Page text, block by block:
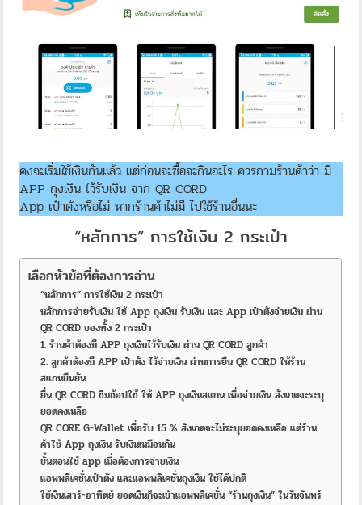
คงจะเริ่มใช้เงินกันแล้ว แต่ก่อนจะซื้อจะกินอะไร ควรถามร้านค้าว่า มี
APP ถุงเงิน ไว้รับเงิน จาก QR CORD
App เป๋าตังหรือไม่ หากร้านค้าไม่มี ไปใช้ร้านอื่นนะ
“หลักการ” การใช้เงิน 2 กระเป๋า
เลือกหัวข้อที่ต้องการอ่าน
“หลักการ” การใช้เงิน 2 กระเป๋า
หลักการจ่ายรับเงิน ใช้ App ถุงเงิน รับเงิน และ App เป๋าตังจ่ายเงิน ผ่าน
QR CORD ของทั้ง 2 กระเป๋า
1. ร้านค้าต้องมี APP ถุงเงินไว้รับเงิน ผ่าน QR CORD ลูกค้า
2. ลูกค้าต้องมี APP เป๋าตัง ไว้จ่ายเงิน ผ่านการยืน QR CORD ให้ร้าน
สแกนยืนยัน
ยื่น QR CORD ชิมช้อปใช้ ให้ APP ถุงเงินสแกน เพื่อจ่ายเงิน สังเกตจะระบุ
ยอดคงเหลือ
QR CORE G-Wallet เพื่อรับ 15 % สังเกตจะไม่ระบุยอดคงเหลือ แต่ร้าน
ค้าใช้ App ถุงเงิน รับเงินเหมือนกัน
ขั้นตอนใช้ app เมื่อต้องการจ่ายเงิน
แอพพลิเคชั่นเป๋าตัง และแอพพลิเคชั่นถุงเงิน ใช้ได้ปกติ
ใช้เงินเสาร์-อาทิตย์ ยอดเงินก็จะเข้าแอพพลิเคชั่น “ร้านถุงเงิน” ในวันจันทร์